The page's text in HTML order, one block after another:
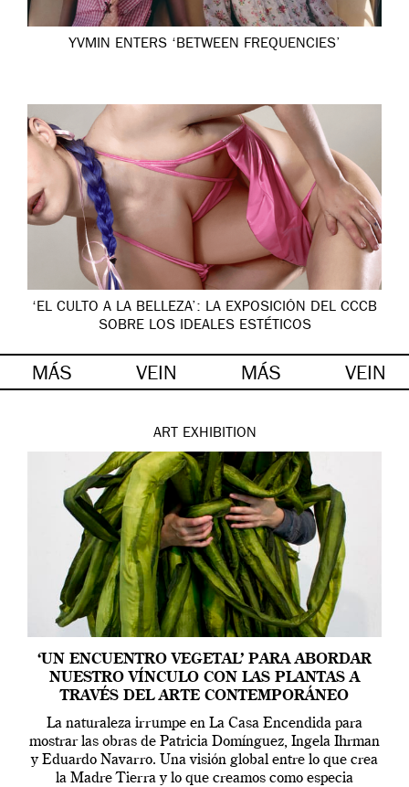
YVMIN ENTERS ‘BETWEEN FREQUENCIES’
‘EL CULTO A LA BELLEZA’: LA EXPOSICIÓN DEL CCCB
SOBRE LOS IDEALES ESTÉTICOS
MÁS VEIN MÁS VEIN
ART EXHIBITION
‘UN ENCUENTRO VEGETAL’ PARA ABORDAR
NUESTRO VÍNCULO CON LAS PLANTAS A
TRAVÉS DEL ARTE CONTEMPORÁNEO
La naturaleza irrumpe en La Casa Encendida para
mostrar las obras de Patricia Domínguez, Ingela Ihrman
y Eduardo Navarro. Una visión global entre lo que crea
la Madre Tierra y lo que creamos como especia